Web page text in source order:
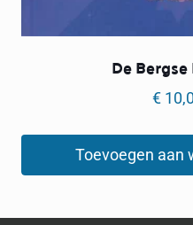
De Bergse
€
Toevoegen aan